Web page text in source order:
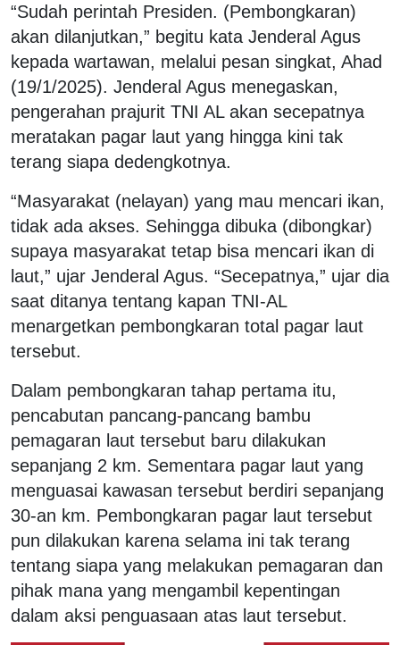
“Sudah perintah Presiden. (Pembongkaran)
akan dilanjutkan,” begitu kata Jenderal Agus
kepada wartawan, melalui pesan singkat, Ahad
(19/1/2025). Jenderal Agus menegaskan,
pengerahan prajurit TNI AL akan secepatnya
meratakan pagar laut yang hingga kini tak
terang siapa dedengkotnya.
“Masyarakat (nelayan) yang mau mencari ikan,
tidak ada akses. Sehingga dibuka (dibongkar)
supaya masyarakat tetap bisa mencari ikan di
laut,” ujar Jenderal Agus. “Secepatnya,” ujar dia
saat ditanya tentang kapan TNI-AL
menargetkan pembongkaran total pagar laut
tersebut.
Dalam pembongkaran tahap pertama itu,
pencabutan pancang-pancang bambu
pemagaran laut tersebut baru dilakukan
sepanjang 2 km. Sementara pagar laut yang
menguasai kawasan tersebut berdiri sepanjang
30-an km. Pembongkaran pagar laut tersebut
pun dilakukan karena selama ini tak terang
tentang siapa yang melakukan pemagaran dan
pihak mana yang mengambil kepentingan
dalam aksi penguasaan atas laut tersebut.